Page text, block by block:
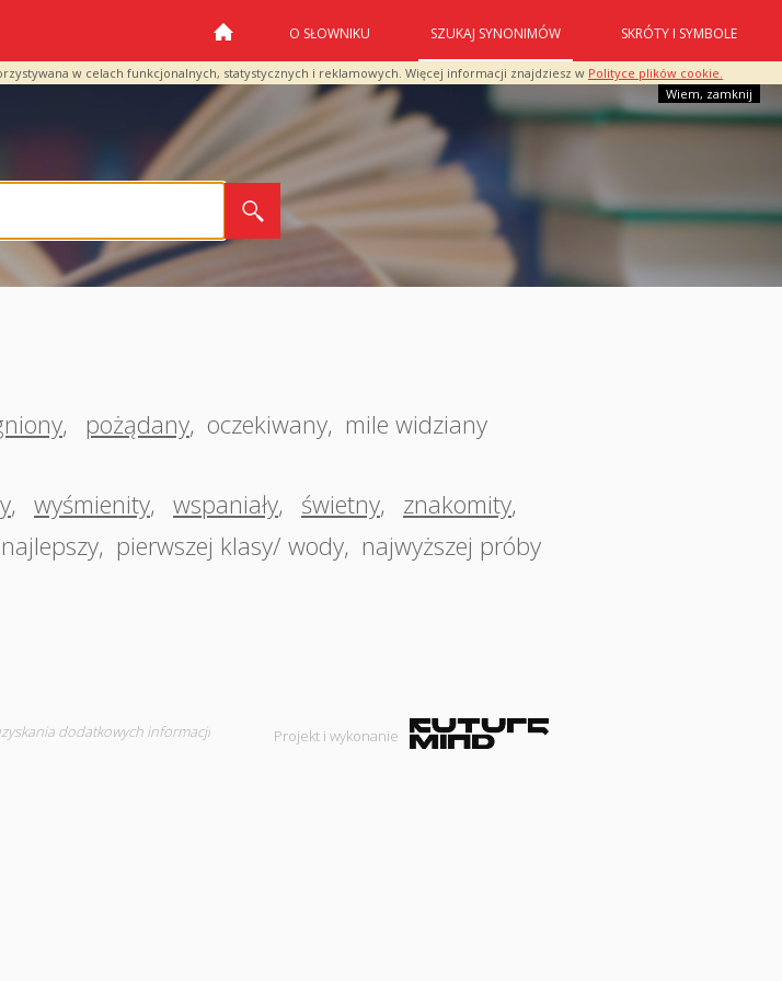
w celach funkcjonalnych, statystycznych i reklamowych. Więcej informacji znajdziesz w Polityce plików cookie.
Wiem, zamknij
O SŁOWNIKU SZUKAJ SYNONIMÓW SKRÓTY I SYMBOLE
, pożądany, oczekiwany, mile widziany
, wyśmienity, wspaniały, świetny, znakomity,
najlepszy, pierwszej klasy/ wody, najwyższej próby
dodatkowych informacji Projekt i wykonanie